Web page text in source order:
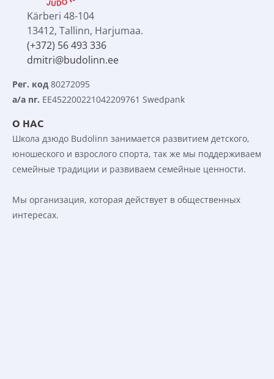
Kärberi 48-104
13412, Tallinn, Harjumaa.
(+372) 56 493 336
dmitri@budolinn.ee
Рег. код 80272095
a/a nr. EE452200221042209761 Swedpank
О НАС
Школа дзюдо Budolinn занимается развитием детского,
юношеского и взрослого спорта, так же мы поддерживаем
семейные традиции и развиваем семейные ценности.
Мы организация, которая действует в общественных
интересах.